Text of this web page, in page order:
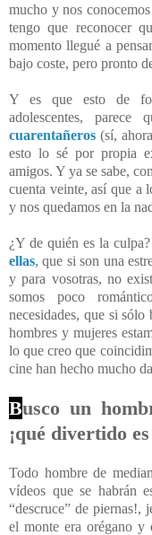
mucho y nos
tengo que reconocer
momento llegué a
bajo coste, pero pronto
Y es que esto de
adolescentes,
cuarentañeros (sí,
esto lo sé por propia
amigos. Y ya se sabe,
cuenta veinte, así que a
y nos quedamos en la
¿Y de quién es la
ellas, que si son una
y para vosotras, no
somos poco
necesidades, que si
hombres y mujeres
lo que creo que
cine han hecho mucho
Busco un
¡qué divertido
Todo hombre de
vídeos que se habrán
“descruce” de piernas!,
el monte era orégano y